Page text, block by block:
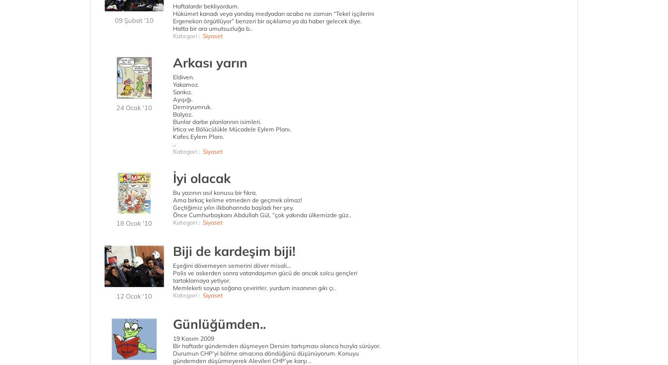
09 Şubat '10
Haftalardır bekliyordum.
Hükümet kanadı veya yandaş medyadan acaba ne zaman “Tekel işçilerini
Ergenekon örgütlüyor” benzeri bir açıklama ya da haber gelecek diye.
Hatta bir ara umutsuzluğa b..
Kategori : Siyaset
24 Ocak '10
Arkası yarın
Eldiven.
Yakamoz.
Sarıkız.
Ayışığı.
Demiryumruk.
Balyoz.
Bunlar darbe planlarının isimleri.
İrtica ve Bölücülükle Mücadele Eylem Planı.
Kafes Eylem Planı.
..
Kategori : Siyaset
18 Ocak '10
İyi olacak
Bu yazının asıl konusu bir fıkra.
Ama birkaç kelime etmeden de geçmek olmaz!
Geçtiğimiz yılın ilkbaharında başladı her şey.
Önce Cumhurbaşkanı Abdullah Gül, “çok yakında ülkemizde güz..
Kategori : Siyaset
12 Ocak '10
Biji de kardeşim biji!
Eşeğini dövemeyen semerini döver misali…
Polis ve askerden sonra vatandaşımın gücü de ancak solcu gençleri
tartaklamaya yetiyor.
Memleketi soyup soğana çevirirler, yurdum insanının gıkı çı..
Kategori : Siyaset
Günlüğümden..
19 Kasım 2009
Bir haftadır gündemden düşmeyen Dersim tartışması olanca hızıyla sürüyor.
Durumun CHP’yi bölme amacına döndüğünü düşünüyorum. Konuyu
gündemden düşürmeyerek Alevileri CHP’ye karşı ..